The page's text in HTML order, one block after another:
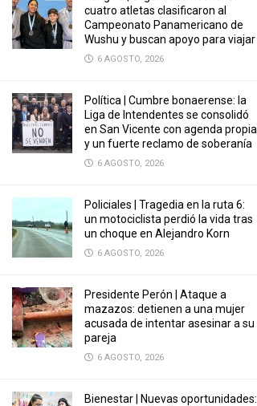
cuatro atletas clasificaron al
Campeonato Panamericano de
Wushu y buscan apoyo para viajar
6 AGOSTO, 2026
Política | Cumbre bonaerense: la
Liga de Intendentes se consolidó
en San Vicente con agenda propia
y un fuerte reclamo de soberanía
6 AGOSTO, 2026
Policiales | Tragedia en la ruta 6:
un motociclista perdió la vida tras
un choque en Alejandro Korn
6 AGOSTO, 2026
Presidente Perón | Ataque a
mazazos: detienen a una mujer
acusada de intentar asesinar a su
pareja
6 AGOSTO, 2026
Bienestar | Nuevas oportunidades: